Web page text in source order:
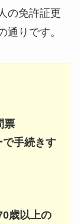
の免許証更
通りです。
票
手続きす
歳以上の